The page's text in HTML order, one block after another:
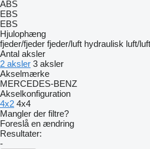
ABS
EBS
EBS
Hjulophæng
fjeder/fjeder fjeder/luft hydraulisk luft/luft
Antal aksler
2 aksler 3 aksler
Akselmærke
MERCEDES-BENZ
Akselkonfiguration
4x2 4x4
Mangler der filtre?
Foreslå en ændring
Resultater:
-